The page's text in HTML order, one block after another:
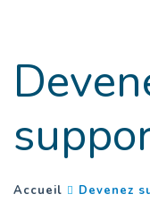
You are here :
Accueil Devenez